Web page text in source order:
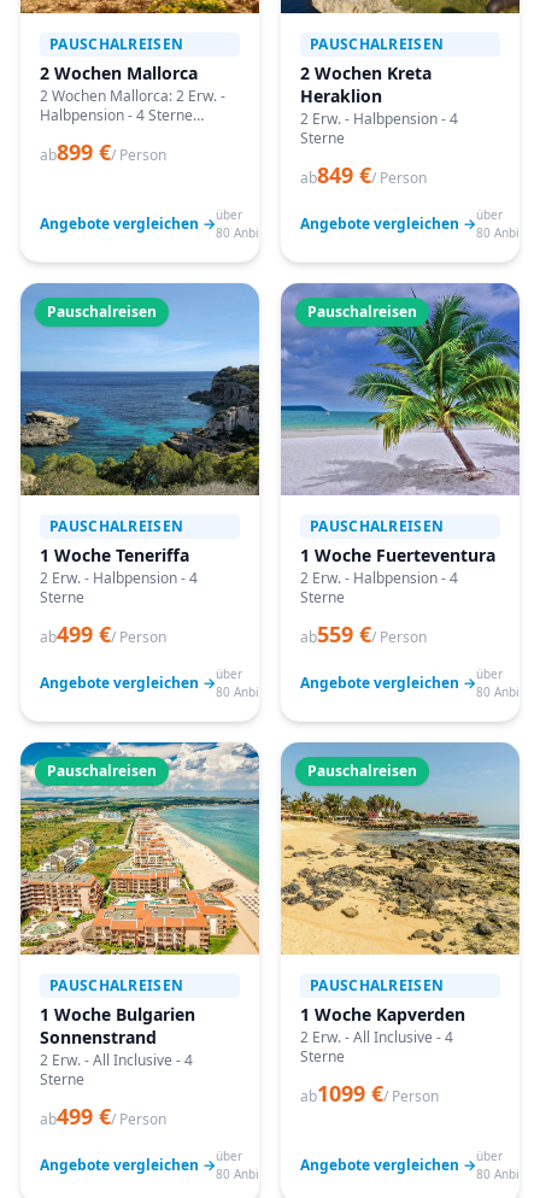
PAUSCHALREISEN
2 Wochen Mallorca
2 Wochen Mallorca: 2 Erw. -
Halbpension - 4 Sterne
passende Termine prüfen
ab899 €/ Person
Angebote vergleichen →über
80 Anbieter
PAUSCHALREISEN
2 Wochen Kreta
Heraklion
2 Erw. - Halbpension - 4
Sterne
ab849 €/ Person
Angebote vergleichen →über
80
Pauschalreisen
PAUSCHALREISEN
1 Woche Teneriffa
2 Erw. - Halbpension - 4
Sterne
ab499 €/ Person
Angebote vergleichen →über
80 Anbieter
Pauschalreisen
PAUSCHALREISEN
1 Woche Fuerteventura
2 Erw. - Halbpension - 4
Sterne
ab559 €/ Person
Angebote vergleichen →über
80
Pauschalreisen
PAUSCHALREISEN
1 Woche Bulgarien
Sonnenstrand
2 Erw. - All Inclusive - 4
Sterne
ab499 €/ Person
Angebote vergleichen →über
80 Anbieter
Pauschalreisen
PAUSCHALREISEN
1 Woche Kapverden
2 Erw. - All Inclusive - 4
Sterne
ab1099 €/ Person
Angebote vergleichen →über
80